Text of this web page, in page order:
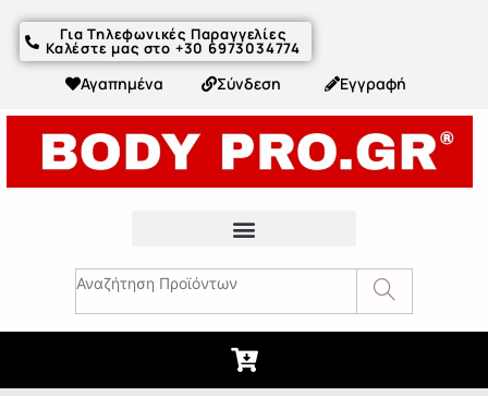
Για Τηλεφωνικές Παραγγελίες
Καλέστε μας στο +30 6973034774
Αγαπημένα Σύνδεση Εγγραφή